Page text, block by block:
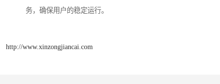
务，确保用户的稳定运行。
http://www.xinzongjiancai.com